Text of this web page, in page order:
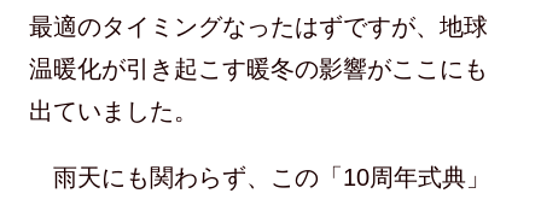
最適のタイミングなったはずですが、地球
温暖化が引き起こす暖冬の影響がここにも
出ていました。
雨天にも関わらず、この「10周年式典」